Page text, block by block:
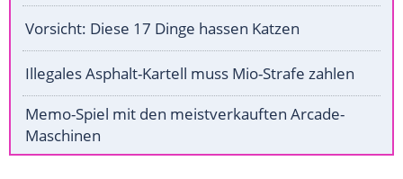
Vorsicht: Diese 17 Dinge hassen Katzen
Illegales Asphalt-Kartell muss Mio-Strafe zahlen
Memo-Spiel mit den meistverkauften Arcade-
Maschinen